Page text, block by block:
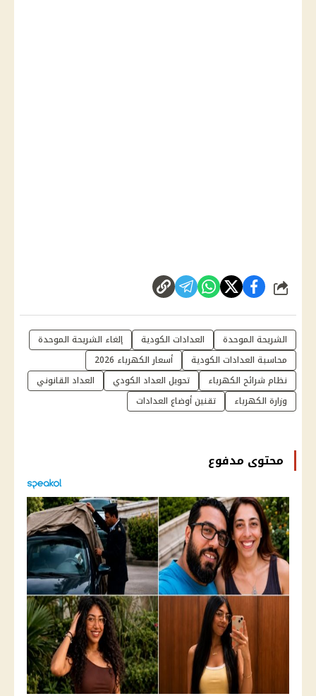
شارك
الشريحة الموحدة العدادات الكودية
إلغاء الشريحة الموحدة
محاسبة العدادات الكودية
أسعار الكهرباء 2026
نظام شرائح الكهرباء
تحويل العداد الكودي
العداد القانوني
وزارة الكهرباء
تقنين أوضاع العدادات
محتوى مدفوع